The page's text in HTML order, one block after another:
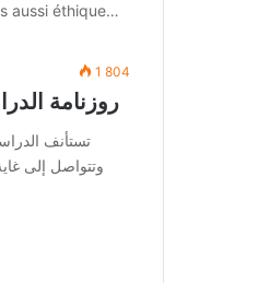
aussi éthique…
1 804
روزنامة